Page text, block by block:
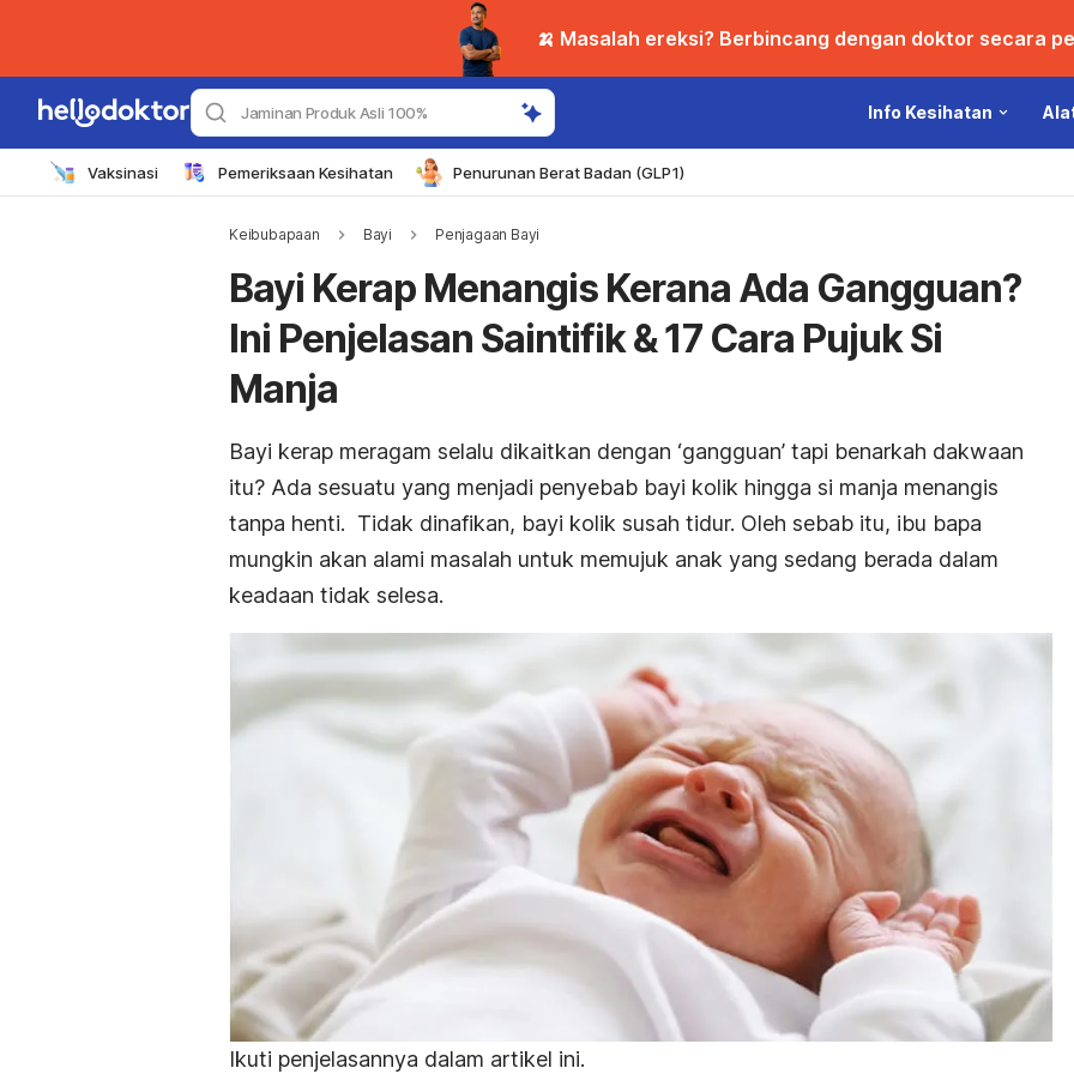
🍌 Masalah ereksi? Berbincang dengan doktor secara
Jaminan Produk Asli 100% Info Kesihatan
Vaksinasi Pemeriksaan Kesihatan Penurunan Berat Badan (GLP1)
Keibubapaan Bayi Penjagaan Bayi
Bayi Kerap Menangis Kerana Ada Gangguan?
Ini Penjelasan Saintifik & 17 Cara Pujuk Si
Manja
Bayi kerap meragam selalu dikaitkan dengan ‘gangguan’ tapi benarkah dakwaan
itu? Ada sesuatu yang menjadi penyebab bayi kolik hingga si manja menangis
tanpa henti. Tidak dinafikan, bayi kolik susah tidur. Oleh sebab itu, ibu bapa
mungkin akan alami masalah untuk memujuk anak yang sedang berada dalam
keadaan tidak selesa.
Ikuti penjelasannya dalam artikel ini.